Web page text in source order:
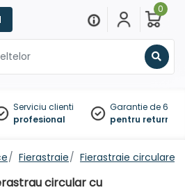
0
Serviciu clienti
profesional
Garantie de 60
pentru
Fierastraie Fierastraie circulare
circular cu